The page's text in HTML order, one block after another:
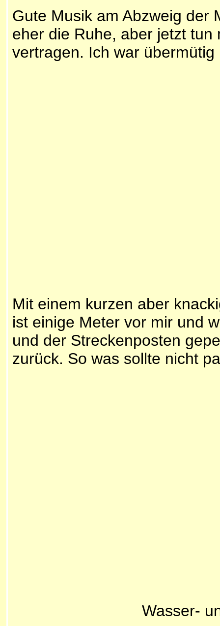
Gute Musik am Abzweig der
eher die Ruhe, aber jetzt
vertragen. Ich war
Mit einem kurzen aber
ist einige Meter vor mir und
und der Streckenposten
zurück. So was sollte nicht
Wasser-